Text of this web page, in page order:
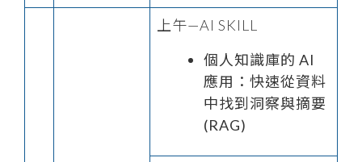
上午—AI SKILL
個人知識庫的 AI
應用：快速從資料
中找到洞察與摘要
(RAG)